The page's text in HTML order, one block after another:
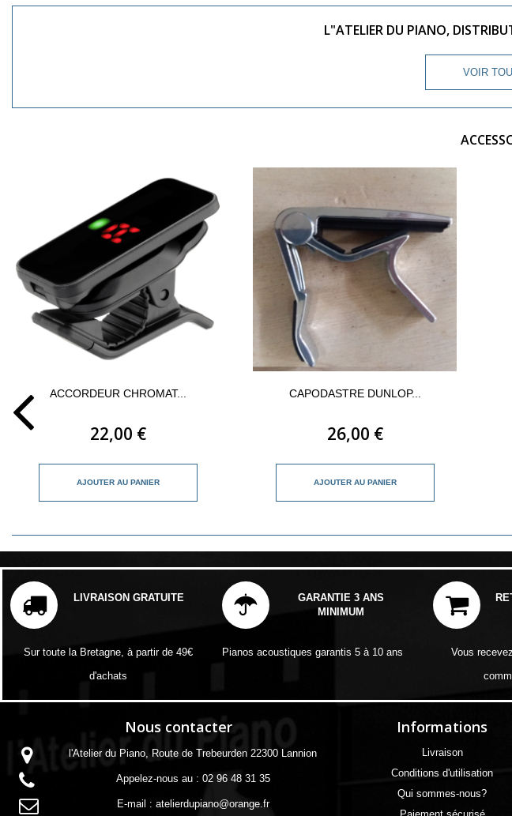
L"ATELIER DU PIANO,
VOIR
ACCORDEUR CHROMAT...
22,00 €
AJOUTER AU PANIER
CAPODASTRE DUNLOP...
26,00 €
AJOUTER AU PANIER
LIVRAISON GRATUITE
Sur toute la Bretagne, à partir de 49€
d'achats
GARANTIE 3 ANS
MINIMUM
Pianos acoustiques garantis 5 à 10 ans
Vous
Nous contacter
l'Atelier du Piano, Route de Trebeurden 22300 Lannion
Appelez-nous au : 02 96 48 31 35
E-mail : atelierdupiano@orange.fr
Informations
Livraison
Conditions d'utilisation
Qui sommes-nous?